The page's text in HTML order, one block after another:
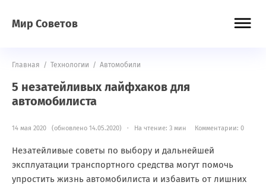
Мир Советов
Главная / Технологии / Автомобили
5 незатейливых лайфхаков для
автомобилиста
14 мая 2020 (обновлено 14.05.2020) · На чтение: 3 мин Комментарии: 0
Незатейливые советы по выбору и дальнейшей
эксплуатации транспортного средства могут помочь
упростить жизнь автомобилиста и избавить от лишних